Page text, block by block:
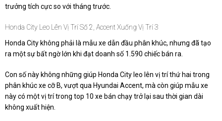
trưởng tích cực so với tháng trước.
Honda City Leo Lên Vị Trí Số 2, Accent Xuống Vị Trí 3
Honda City không phải là mẫu xe dẫn đầu phân khúc, nhưng đã tạo
ra một sự bất ngờ lớn khi đạt doanh số 1.590 chiếc bán ra.
Con số này không những giúp Honda City leo lên vị trí thứ hai trong
phân khúc xe cỡ B, vượt qua Hyundai Accent, mà còn giúp mẫu xe
này có một vị trí trong top 10 xe bán chạy trở lại sau thời gian dài
không xuất hiện.